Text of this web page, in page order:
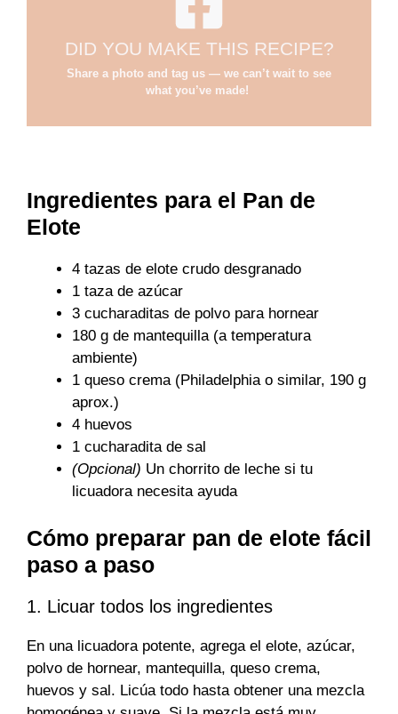
DID YOU MAKE THIS RECIPE?
Share a photo and tag us — we can’t wait to see
what you’ve made!
Ingredientes para el Pan de
Elote
4 tazas de elote crudo desgranado
1 taza de azúcar
3 cucharaditas de polvo para hornear
180 g de mantequilla (a temperatura
ambiente)
1 queso crema (Philadelphia o similar, 190 g
aprox.)
4 huevos
1 cucharadita de sal
(Opcional) Un chorrito de leche si tu
licuadora necesita ayuda
Cómo preparar pan de elote fácil
paso a paso
1. Licuar todos los ingredientes
En una licuadora potente, agrega el elote, azúcar,
polvo de hornear, mantequilla, queso crema,
huevos y sal. Licúa todo hasta obtener una mezcla